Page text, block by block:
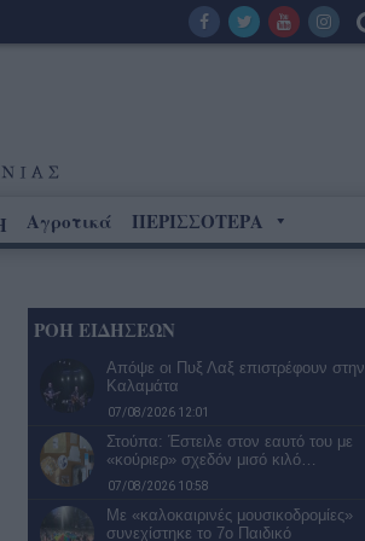
Αγροτικά ΠΕΡΙΣΣΟΤΕΡΑ
ΡΟΗ ΕΙΔΗΣΕΩΝ
Απόψε οι Πυξ Λαξ επιστρέφουν στην
Καλαμάτα
07/08/2026 12:01
Στούπα: Έστειλε στον εαυτό του με
«κούριερ» σχεδόν μισό κιλό…
07/08/2026 10:58
Με «καλοκαιρινές μουσικοδρομίες»
συνεχίστηκε το 7ο Παιδικό